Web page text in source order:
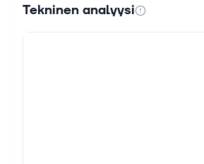
Tekninen analyysi